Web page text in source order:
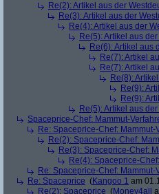
Re(2): Artikel aus der
Re(3): Artikel aus der
Re(4): Artikel aus der
Re(5): Artikel aus
Re(6): Artikel aus
Re(7): Artikel
Re(7): Artikel
Re(8):
Re(9):
Re(9):
Re(5): Artikel aus
Spaceprice-Chef: Mammut-
Re: Spaceprice-Chef:
Re(2): Spaceprice-Chef:
Re(3): Spaceprice-Chef:
Re(4): Spaceprice-
Re: Spaceprice-Chef:
Re: Spaceprice (Kangoo 1 am
Re(2): Spaceprice (Money4all